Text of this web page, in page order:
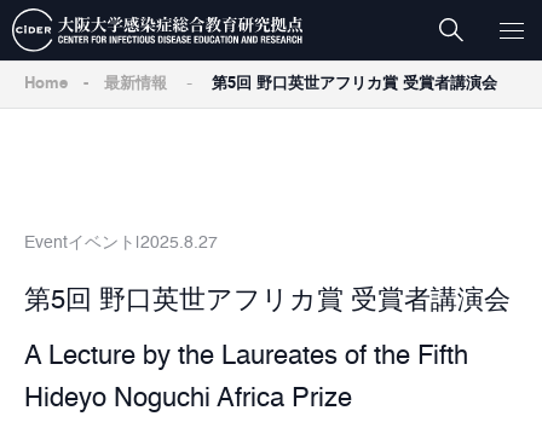
Home - 最新情報 - 第5回 野口英世アフリカ賞 受賞者講演会
Eventイベント 2025.8.27
第5回 野口英世アフリカ賞 受賞者講演会
A Lecture by the Laureates of the Fifth
Hideyo Noguchi Africa Prize